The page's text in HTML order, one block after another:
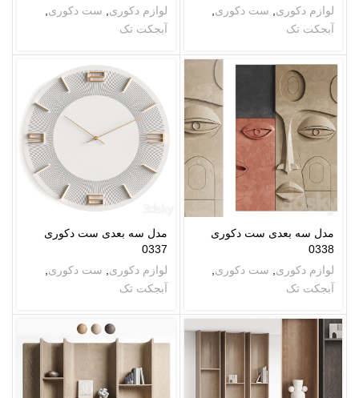
لوازم دکوری
ست دکوری
آبجکت تک
لوازم دکوری
ست دکوری
آبجکت تک
مدل سه بعدی ست دکوری
0338
لوازم دکوری
ست دکوری
آبجکت تک
مدل سه بعدی ست دکوری
0337
لوازم دکوری
ست دکوری
آبجکت تک